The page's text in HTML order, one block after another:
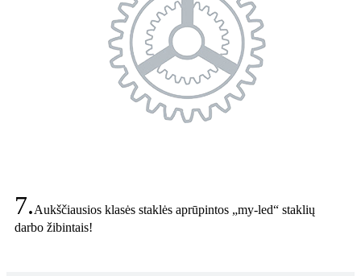
7.Aukščiausios klasės staklės aprūpintos „my-led“ staklių
darbo žibintais!